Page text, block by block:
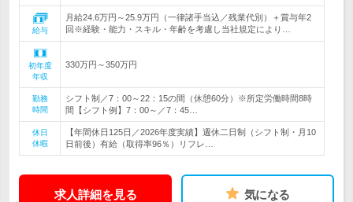
給与
月給24.6万円～25.9万円（一律諸手当込／残業代別）＋賞与年2
回※経験・能力・スキル・年齢を考慮し当社規定により…
初年度
年収
330万円～350万円
勤務
時間
シフト制／7：00～22：15の間（休憩60分）※所定労働時間8時
間【シフト例】7：00～／7：45…
休日
休暇
【年間休日125日／2026年度実績】週休二日制（シフト制・月10
日前後）有給（取得率96％）リフレ…
求人詳細を見る 気になる